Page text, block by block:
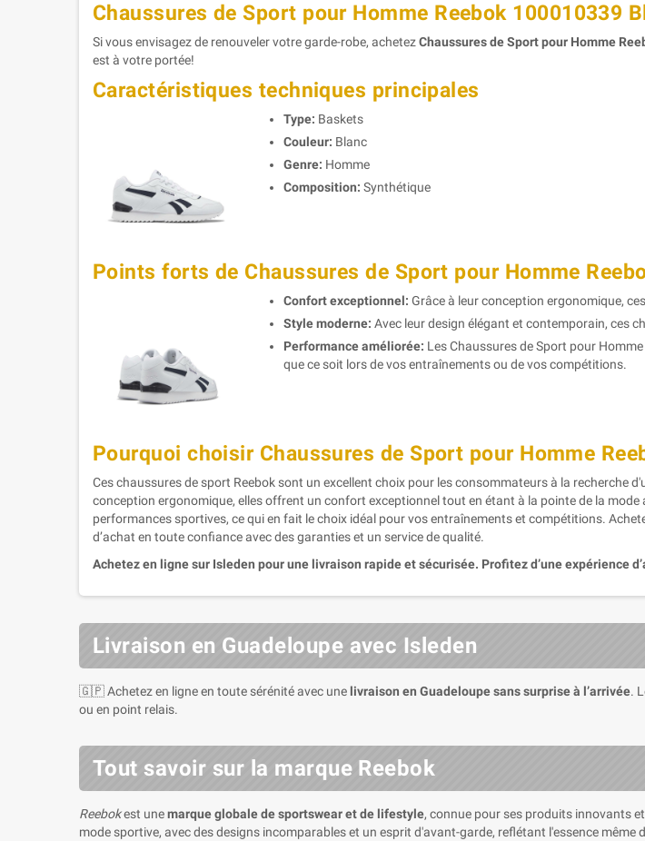
Chaussures de Sport pour Homme Reebok 100010339
Si vous envisagez de renouveler votre garde-robe, achetezChaussures de Sport pour Homme
est à votre portée!
Caractéristiques techniques principales
Type: Baskets
Couleur: Blanc
Genre: Homme
Composition: Synthétique
Points forts de Chaussures de Sport pour Homme
Confort exceptionnel: Grâce à leur conception ergonomique,
Style moderne: Avec leur design élégant et contemporain, ces
Performance améliorée: Les Chaussures de Sport pour
que ce soit lors de vos entraînements ou de vos compétitions.
Pourquoi choisir Chaussures de Sport pour Homme
Ces chaussures de sport Reebok sont un excellent choix pour les consommateurs à la recherche
conception ergonomique, elles offrent un confort exceptionnel tout en étant à la pointe de la
performances sportives, ce qui en fait le choix idéal pour vos entraînements et compétitions.
d’achat en toute confiance avec des garanties et un service de qualité.
Achetez en ligne sur Isleden pour une livraison rapide et sécurisée. Profitez d’une expérience
Livraison en Guadeloupe avec Isleden
🇬🇵 Achetez en ligne en toute sérénité avec une livraison en Guadeloupe sans surprise à l’arrivée.
ou en point relais.
Tout savoir sur la marque Reebok
Reebokest unemarque globale de sportswear et de lifestyle, connue pour ses produits innovants
mode sportive, avec des designs incomparables et un esprit d'avant-garde, reflétant l'essence même